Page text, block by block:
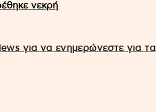
νεκρή
για να ενημερώνεστε για τα